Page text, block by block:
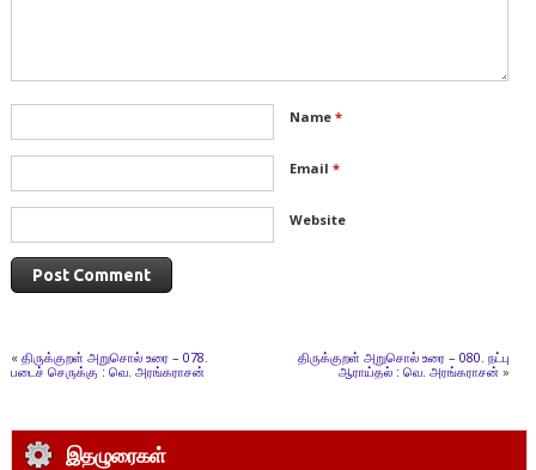
Name *
Email *
Website
« திருக்குறள் அறுசொல் உரை – 078.
படைச் செருக்கு : வெ. அரங்கராசன்
திருக்குறள் அறுசொல் உரை – 080. நட்பு
ஆராய்தல் : வெ. அரங்கராசன் »
இதழுரைகள்